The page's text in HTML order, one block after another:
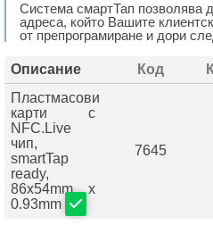
Система смартТап позволява
адреса, който Вашите
от препрограмиране и дори
Описание Код
Пластмасови
карти с
NFC.Live
чип,
smartTap
ready,
86х54mm х
0.93mm
7645